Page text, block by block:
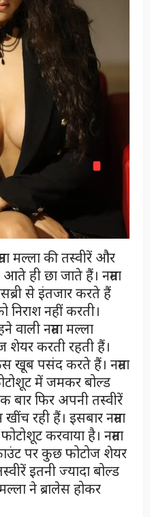
मल्ला की तस्वीरें और
ही छा जाते हैं। नम्रता
से इंतजार करते हैं
नहीं करती।
वाली नम्रता मल्ला
करती रहती हैं।
खूब पसंद करते हैं। नम्रता
में जमकर बोल्ड
बार फिर अपनी तस्वीरें
रही हैं। इसबार नम्रता
करवाया है। नम्रता
पर कुछ फोटोज शेयर
इतनी ज्यादा बोल्ड
ने ब्रालेस होकर